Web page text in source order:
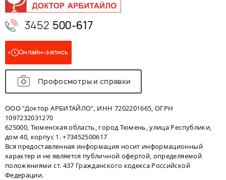
3452 500-617
Онлайн-запись
Профосмотры и справки
ООО "Доктор АРБИТАЙЛО", ИНН 7202201665, ОГРН
1097232031270
625000, Тюменская область, город Тюмень, улица Республики,
дом 40, корпус 1. +73452500617
Вся предоставленная информация носит информационный
характер и не является публичной офертой, определяемой
положениями ст. 437 Гражданского кодекса Российской
Федерации.